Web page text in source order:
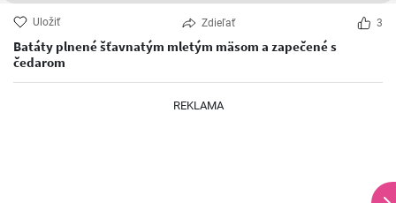
Uložiť Zdieľať 3
Batáty plnené šťavnatým mletým mäsom a zapečené s
čedarom
REKLAMA